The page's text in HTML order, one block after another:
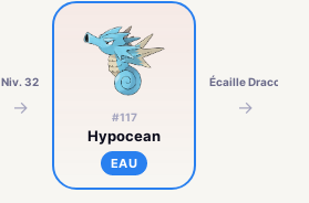
Niv. 32
→ #117
Hypocean
EAU
Écaille Draco
→